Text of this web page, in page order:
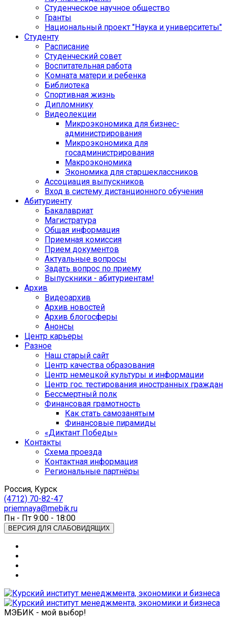
Студенческое научное общество
Гранты
Национальный проект "Наука и университеты"
Студенту
Расписание
Студенческий совет
Воспитательная работа
Комната матери и ребенка
Библиотека
Спортивная жизнь
Дипломнику
Видеолекции
Микроэкономика для бизнес-
администрирования
Микроэкономика для
госадминистрирования
Макроэкономика
Экономика для старшеклассников
Ассоциация выпускников
Вход в систему дистанционного обучения
Абитуриенту
Бакалавриат
Магистратура
Общая информация
Приемная комиссия
Прием документов
Актуальные вопросы
Задать вопрос по приему
Выпускники - абитуриентам!
Архив
Видеоархив
Архив новостей
Архив блогосферы
Анонсы
Центр карьеры
Разное
Наш старый сайт
Центр качества образования
Центр немецкой культуры и информации
Центр гос. тестирования иностранных граждан
Бессмертный полк
Финансовая грамотность
Как стать самозанятым
Финансовые пирамиды
«Диктант Победы»
Контакты
Схема проезда
Контактная информация
Региональные партнёры
Россия, Курск
(4712) 70-82-47
priemnaya@mebik.ru
Пн - Пт 9:00 - 18:00
ВЕРСИЯ ДЛЯ СЛАБОВИДЯЩИХ
МЭБИК - мой выбор!